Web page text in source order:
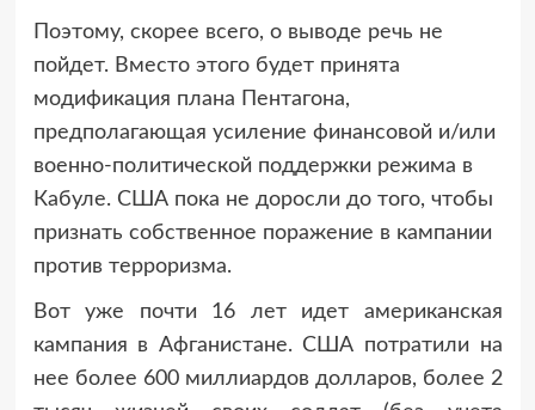
Поэтому, скорее всего, о выводе речь не
пойдет. Вместо этого будет принята
модификация плана Пентагона,
предполагающая усиление финансовой и/или
военно-политической поддержки режима в
Кабуле. США пока не доросли до того, чтобы
признать собственное поражение в кампании
против терроризма.
Вот уже почти 16 лет идет американская
кампания в Афганистане. США потратили на
нее более 600 миллиардов долларов, более 2